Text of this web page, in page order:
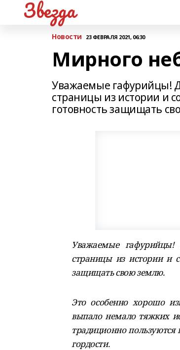
Звезда
Новости 23 ФЕВРАЛЯ 2021, 06:30
Мирного
Уважаемые гафурийцы!
страницы из истории и
готовность защищать
Уважаемые гафурийцы!
страницы из истории и
защищать свою землю.
Это особенно хорошо
выпало немало тяжких
традиционно
гордости.